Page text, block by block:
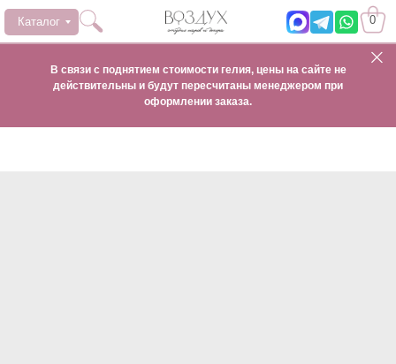
0
Каталог
В связи с поднятием стоимости гелия, цены на сайте не
действительны и будут пересчитаны менеджером при
оформлении заказа.